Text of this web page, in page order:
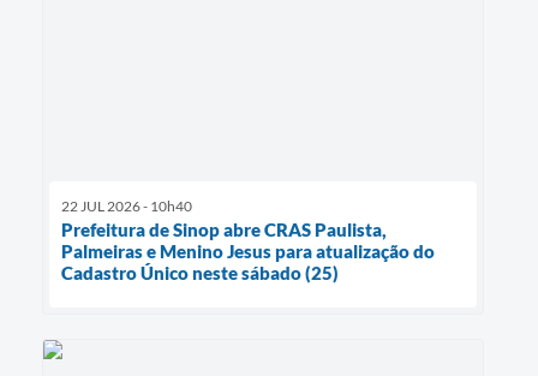
22 JUL 2026 - 10h40
Prefeitura de Sinop abre CRAS Paulista,
Palmeiras e Menino Jesus para atualização do
Cadastro Único neste sábado (25)